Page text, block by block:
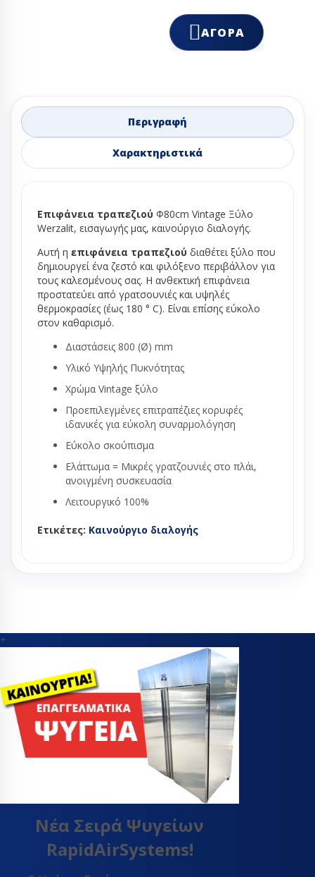
ΑΓΟΡΆ
Περιγραφή
Χαρακτηριστικά
Επιφάνεια τραπεζιού Φ80cm Vintage Ξύλο
Werzalit, εισαγωγής μας, καινούργιο διαλογής.
Αυτή η επιφάνεια τραπεζιού διαθέτει ξύλο που
δημιουργεί ένα ζεστό και φιλόξενο περιβάλλον για
τους καλεσμένους σας. Η ανθεκτική επιφάνεια
προστατεύει από γρατσουνιές και υψηλές
θερμοκρασίες (έως 180 ° C). Είναι επίσης εύκολο
στον καθαρισμό.
Διαστάσεις 800 (Ø) mm
Υλικό Υψηλής Πυκνότητας
Χρώμα Vintage ξύλο
Προεπιλεγμένες επιτραπέζιες κορυφές
ιδανικές για εύκολη συναρμολόγηση
Εύκολο σκούπισμα
Ελάττωμα = Μικρές γρατζουνιές στο πλάι,
ανοιγμένη συσκευασία
Λειτουργικό 100%
Ετικέτες: Καινούργιο διαλογής
+
Νέα Σειρά Ψυγείων
RapidAirSystems!